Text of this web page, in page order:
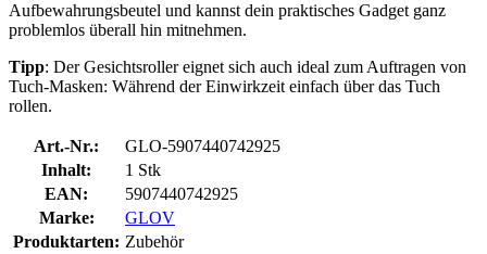
Aufbewahrungsbeutel und kannst dein praktisches Gadget ganz
problemlos überall hin mitnehmen.
Tipp: Der Gesichtsroller eignet sich auch ideal zum Auftragen von
Tuch-Masken: Während der Einwirkzeit einfach über das Tuch
rollen.
Art.-Nr.:
GLO-5907440742925
Inhalt:
1 Stk
EAN:
5907440742925
Marke:
GLOV
Produktarten: Zubehör